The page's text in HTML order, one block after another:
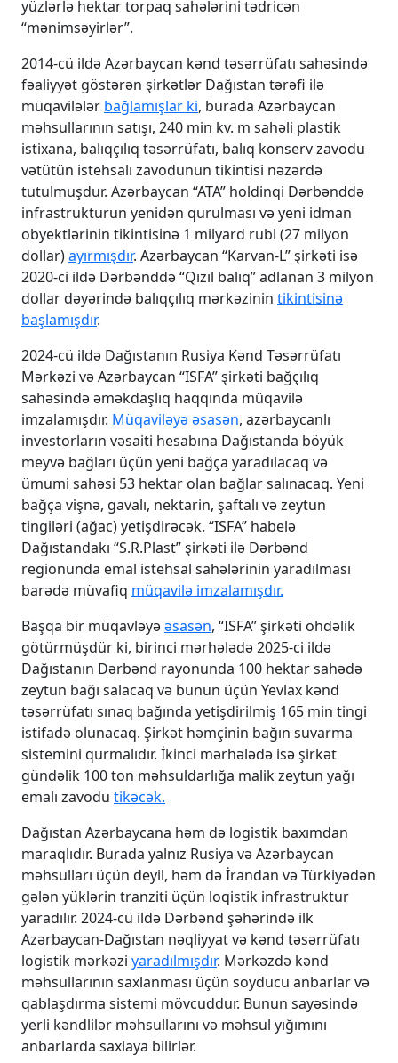
yüzlərlə hektar torpaq sahələrini tədricən
“mənimsəyirlər”.
2014-cü ildə Azərbaycan kənd təsərrüfatı sahəsində
fəaliyyət göstərən şirkətlər Dağıstan tərəfi ilə
müqavilələr bağlamışlar ki, burada Azərbaycan
məhsullarının satışı, 240 min kv. m sahəli plastik
istixana, balıqçılıq təsərrüfatı, balıq konserv zavodu
vətütün istehsalı zavodunun tikintisi nəzərdə
tutulmuşdur. Azərbaycan “ATA” holdinqi Dərbənddə
infrastrukturun yenidən qurulması və yeni idman
obyektlərinin tikintisinə 1 milyard rubl (27 milyon
dollar)ayırmışdır. Azərbaycan “Karvan-L” şirkəti isə
2020-ci ildə Dərbənddə “Qızıl balıq” adlanan 3 milyon
dollar dəyərində balıqçılıq mərkəzinin tikintisinə
başlamışdır.
2024-cü ildə Dağıstanın Rusiya Kənd Təsərrüfatı
Mərkəzi və Azərbaycan “ISFA” şirkəti bağçılıq
sahəsində əməkdaşlıq haqqında müqavilə
imzalamışdır. Müqaviləyə əsasən, azərbaycanlı
investorların vəsaiti hesabına Dağıstanda böyük
meyvə bağları üçün yeni bağça yaradılacaq və
ümumi sahəsi 53 hektar olan bağlar salınacaq. Yeni
bağça vişnə, gavalı, nektarin, şaftalı və zeytun
tingiləri (ağac) yetişdirəcək. “ISFA” habelə
Dağıstandakı “S.R.Plast” şirkəti ilə Dərbənd
regionunda emal istehsal sahələrinin yaradılması
barədə müvafiq müqavilə imzalamışdır.
Başqa bir müqavləyəəsasən, “ISFA” şirkəti öhdəlik
götürmüşdür ki, birinci mərhələdə 2025-ci ildə
Dağıstanın Dərbənd rayonunda 100 hektar sahədə
zeytun bağı salacaq və bunun üçün Yevlax kənd
təsərrüfatı sınaq bağında yetişdirilmiş 165 min tingi
istifadə olunacaq. Şirkət həmçinin bağın suvarma
sistemini qurmalıdır. İkinci mərhələdə isə şirkət
gündəlik 100 ton məhsuldarlığa malik zeytun yağı
emalı zavodu tikəcək.
Dağıstan Azərbaycana həm də logistik baxımdan
maraqlıdır. Burada yalnız Rusiya və Azərbaycan
məhsulları üçün deyil, həm də İrandan və Türkiyədən
gələn yüklərin tranziti üçün loqistik infrastruktur
yaradılır. 2024-cü ildə Dərbənd şəhərində ilk
Azərbaycan-Dağıstan nəqliyyat və kənd təsərrüfatı
logistik mərkəzi yaradılmışdır. Mərkəzdə kənd
məhsullarının saxlanması üçün soyducu anbarlar və
qablaşdırma sistemi mövcuddur. Bunun sayəsində
yerli kəndlilər məhsullarını və məhsul yığımını
anbarlarda saxlaya bilirlər.